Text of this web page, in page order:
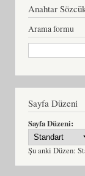
Anahtar
Arama formu
Ara
Sayfa Düzeni
Sayfa Düzeni:
Şu anki Düzen: